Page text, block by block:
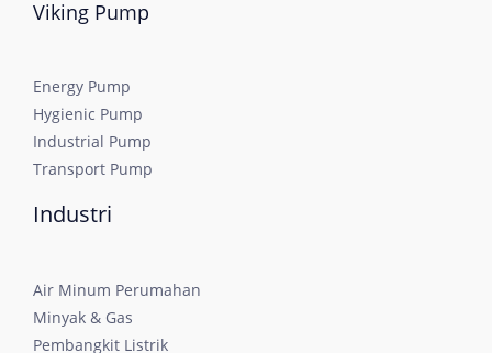
Viking Pump
Energy Pump
Hygienic Pump
Industrial Pump
Transport Pump
Industri
Air Minum Perumahan
Minyak & Gas
Pembangkit Listrik